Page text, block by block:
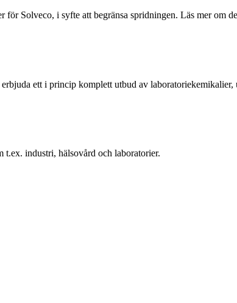
Solveco, i syfte att begränsa spridningen. Läs mer om
ett i princip komplett utbud av
t.ex. industri, hälsovård och laboratorier.